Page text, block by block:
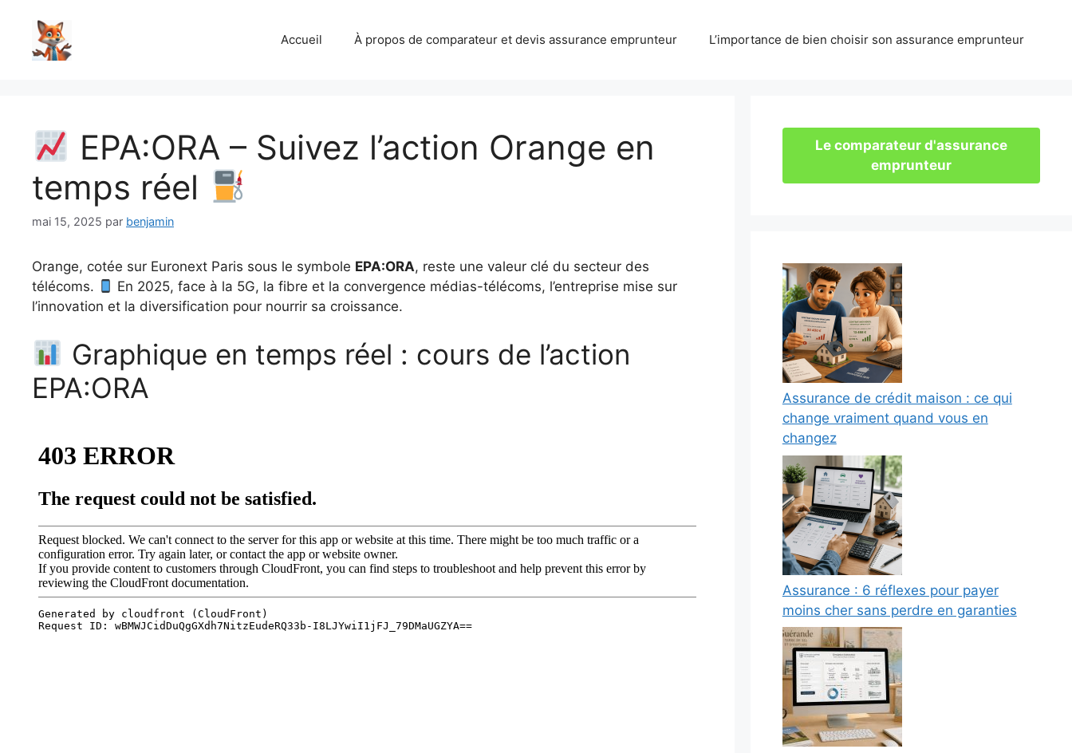
contenu
Accueil À propos de comparateur et devis assurance emprunteur L’importance de bien choisir son assurance emprunteur
EPA:ORA – Suivez l’action Orange en
temps réel
mai 15, 2025 par benjamin
Orange, cotée sur Euronext Paris sous le symbole EPA:ORA, reste une valeur clé du secteur des
télécoms.
En 2025, face à la 5G, la fibre et la convergence médias-télécoms, l’entreprise mise sur
l’innovation et la diversification pour nourrir sa croissance.
Graphique en temps réel : cours de l’action
EPA:ORA
Le comparateur d'assurance
emprunteur
Assurance de crédit maison : ce qui
change vraiment quand vous en
changez
Assurance : 6 réflexes pour payer
moins cher sans perdre en garanties